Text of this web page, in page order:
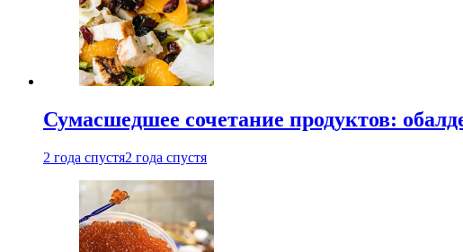
Сумасшедшее сочетание продуктов:
2 года спустя2 года спустя